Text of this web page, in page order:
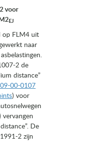
voor
EJ
op FLM4 uit
naar
2 de
distance”
00-0107
) voor
vervangen
De
2 zijn